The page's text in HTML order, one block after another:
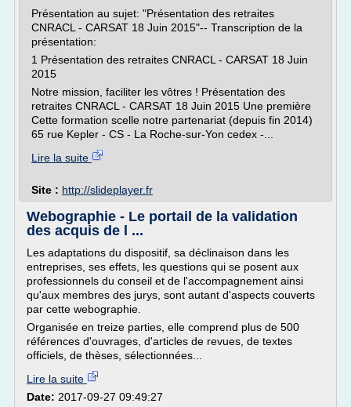
Présentation au sujet: "Présentation des retraites
CNRACL - CARSAT 18 Juin 2015"-- Transcription de la
présentation:
1 Présentation des retraites CNRACL - CARSAT 18 Juin
2015
Notre mission, faciliter les vôtres ! Présentation des
retraites CNRACL - CARSAT 18 Juin 2015 Une première
Cette formation scelle notre partenariat (depuis fin 2014)
65 rue Kepler - CS - La Roche-sur-Yon cedex -...
Lire la suite
Site : http://slideplayer.fr
Webographie - Le portail de la validation
des acquis de l ...
Les adaptations du dispositif, sa déclinaison dans les
entreprises, ses effets, les questions qui se posent aux
professionnels du conseil et de l'accompagnement ainsi
qu'aux membres des jurys, sont autant d'aspects couverts
par cette webographie.
Organisée en treize parties, elle comprend plus de 500
références d'ouvrages, d'articles de revues, de textes
officiels, de thèses, sélectionnées...
Lire la suite
Date: 2017-09-27 09:49:27